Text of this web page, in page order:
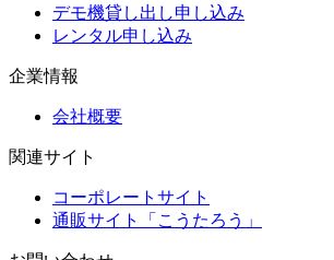
デモ機貸し出し申し込み
レンタル申し込み
企業情報
会社概要
関連サイト
コーポレートサイト
通販サイト「こうたろう」